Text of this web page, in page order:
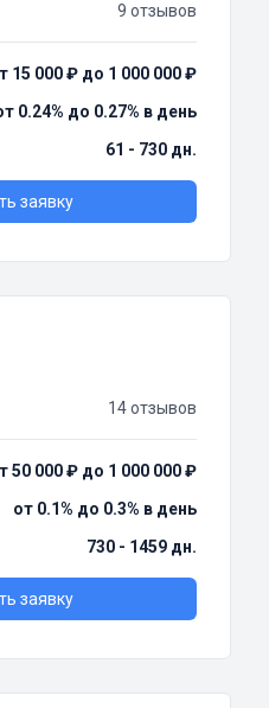
9 отзывов
15 000 ₽ до 1 000 000 ₽
0.24% до 0.27% в день
61 - 730 дн.
заявку
14 отзывов
50 000 ₽ до 1 000 000 ₽
от 0.1% до 0.3% в день
730 - 1459 дн.
заявку